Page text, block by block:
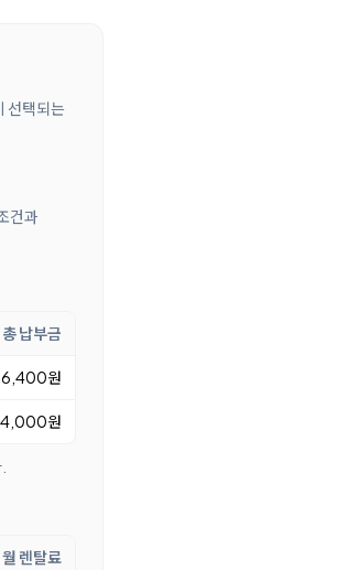
선택되는
건과
총 납부금
원
원
월 렌탈료